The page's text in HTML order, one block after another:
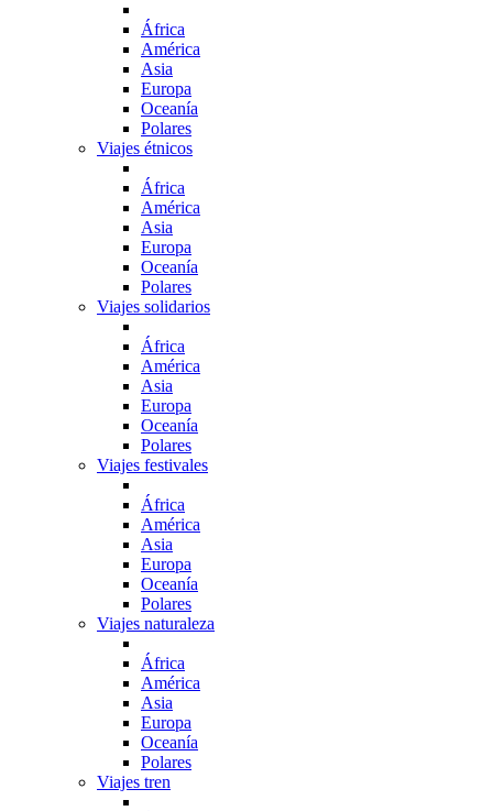
África
América
Asia
Europa
Oceanía
Polares
Viajes étnicos
África
América
Asia
Europa
Oceanía
Polares
Viajes solidarios
África
América
Asia
Europa
Oceanía
Polares
Viajes festivales
África
América
Asia
Europa
Oceanía
Polares
Viajes naturaleza
África
América
Asia
Europa
Oceanía
Polares
Viajes tren